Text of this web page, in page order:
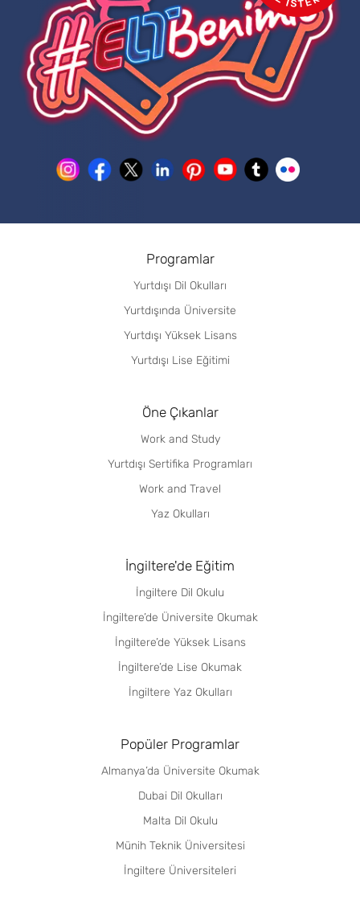
Programlar
Yurtdışı Dil Okulları
Yurtdışında Üniversite
Yurtdışı Yüksek Lisans
Yurtdışı Lise Eğitimi
Öne Çıkanlar
Work and Study
Yurtdışı Sertifika Programları
Work and Travel
Yaz Okulları
İngiltere'de Eğitim
İngiltere Dil Okulu
İngiltere’de Üniversite Okumak
İngiltere’de Yüksek Lisans
İngiltere’de Lise Okumak
İngiltere Yaz Okulları
Popüler Programlar
Almanya’da Üniversite Okumak
Dubai Dil Okulları
Malta Dil Okulu
Münih Teknik Üniversitesi
İngiltere Üniversiteleri